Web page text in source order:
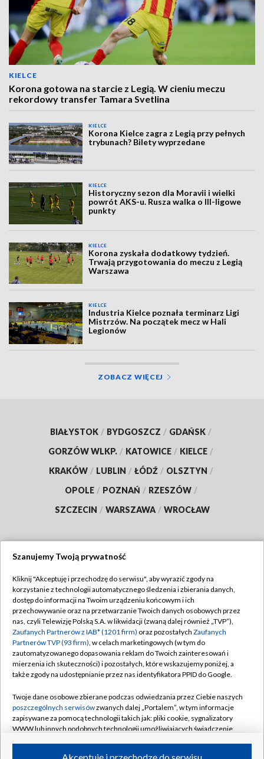
KIELCE
Korona gotowa na starcie z Legią. W cieniu meczu
rekordowy transfer Tamara Svetlina
KIELCE
Korona Kielce zagra z Legią przy pełnych
trybunach? Bilety wyprzedane
KIELCE
Historyczny sezon dla Moravii i wielki
powrót AKS-u. Rusza walka o III-ligowe
punkty
KIELCE
Korona zyskała dodatkowy tydzień.
Trwają przygotowania do meczu z Legią
Warszawa
KIELCE
Industria Kielce poznała terminarz Ligi
Mistrzów. Na początek mecz w Hali
Legionów
ZOBACZ WIĘCEJ
BIAŁYSTOK / BYDGOSZCZ / GDAŃSK /
GORZÓW WLKP. / KATOWICE / KIELCE /
KRAKÓW / LUBLIN / ŁÓDŹ / OLSZTYN /
OPOLE / POZNAŃ / RZESZÓW /
SZCZECIN / WARSZAWA / WROCŁAW
TVP
Abonament TVP
Emisja w TVP
Centrum informacji TVP
Naziemna Telewizja Cyfrowa
Rada Programowa
System NOS
Informacje o nadawcy
Regulamin TVP
Polityka prywatności
Moje zgody
Pomoc
Kontakt
Kanały
Szanujemy Twoją prywatność
Kliknij "Akceptuję i przechodzę do serwisu", aby wyrazić zgody na
korzystanie z technologii automatycznego śledzenia i zbierania danych,
dostęp do informacji na Twoim urządzeniu końcowym i ich
przechowywanie oraz na przetwarzanie Twoich danych osobowych przez
nas, czyli Telewizję Polską S.A. w likwidacji (zwaną dalej również „TVP”),
Zaufanych Partnerów z IAB* (1201 firm) oraz pozostałych Zaufanych
Partnerów TVP (93 firm), w celach marketingowych (w tym do
zautomatyzowanego dopasowania reklam do Twoich zainteresowań i
mierzenia ich skuteczności) i pozostałych, które wskazujemy poniżej, a
także zgody na udostępnianie przez nas identyfikatora PPID do Google.
Twoje dane osobowe zbierane podczas odwiedzania przez Ciebie naszych
poszczególnych serwisówzwanych dalej „Portalem”, w tym informacje
zapisywane za pomocą technologii takich jak: pliki cookie, sygnalizatory
WWW lub innych podobnych technologii umożliwiających świadczenie